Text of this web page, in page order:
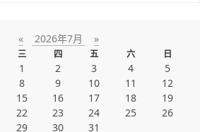
« 2026年7月 »
三 四 五 六 日
1 2 3 4
5
8 9 10 11
12
15 16 17 18
19
22 23 24 25
26
29 30 31